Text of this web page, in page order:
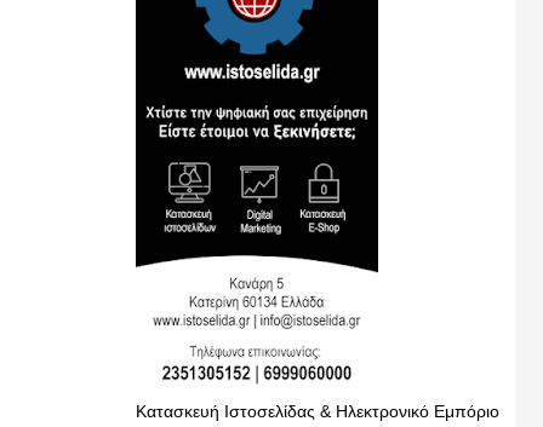
Κατασκευή Ιστοσελίδας & Ηλεκτρονικό Εμπόριο